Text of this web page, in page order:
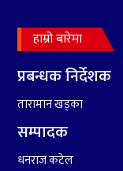
हाम्रो बारेमा
प्रबन्धक निर्देशक
तारामान खड्का
सम्पादक
धनराज कटेल